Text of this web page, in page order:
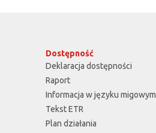
Dostępność
Deklaracja dostępności
Raport
Informacja w języku migowym
Tekst ETR
Plan działania